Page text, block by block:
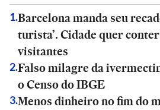
1.Barcelona manda seu
turista’. Cidade quer
visitantes
2.Falso milagre da
o Censo do IBGE
3.Menos dinheiro no fim do